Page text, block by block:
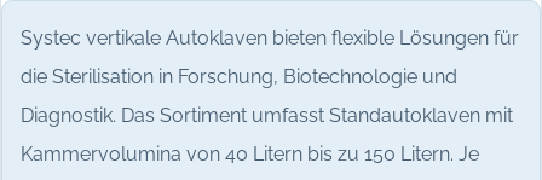
Systec vertikale Autoklaven bieten flexible Lösungen für
die Sterilisation in Forschung, Biotechnologie und
Diagnostik. Das Sortiment umfasst Standautoklaven mit
Kammervolumina von 40 Litern bis zu 150 Litern. Je